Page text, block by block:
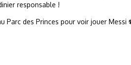
responsable !
Parc des Princes pour voir jouer Messi